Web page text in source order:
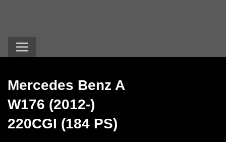
Mercedes Benz A
W176 (2012-)
220CGI (184 PS)